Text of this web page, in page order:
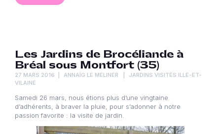
Les Jardins de Brocéliande à
Bréal sous Montfort (35)
27 MARS 2016 ANNAÏG LE MELINER
JARDINS VISITÉS ILLE-ET-
VILAINE
Samedi 26 mars, nous étions plus d’une vingtaine
d’adhérents, à braver la pluie, pour s’adonner à notre
passion favorite : la visite de jardin.